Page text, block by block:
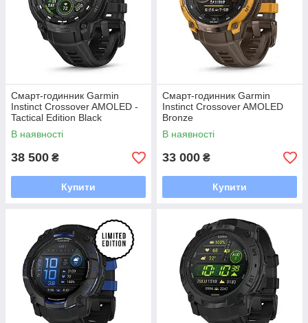
Смарт-годинник Garmin
Instinct Crossover AMOLED -
Tactical Edition Black
В наявності
38 500 ₴
Купити
Смарт-годинник Garmin
Instinct Crossover AMOLED
Bronze
В наявності
33 000 ₴
Купити